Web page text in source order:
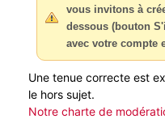
vous invitons à
dessous (bouton
avec votre compte
Une tenue correcte est
le hors sujet.
Notre charte de